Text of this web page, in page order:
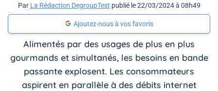
Par La Rédaction DegroupTest publié le 22/03/2024 à 08h49
Ajoutez-nous à vos favoris
Alimentés par des usages de plus en plus
gourmands et simultanés, les besoins en bande
passante explosent. Les consommateurs
aspirent en parallèle à des débits internet